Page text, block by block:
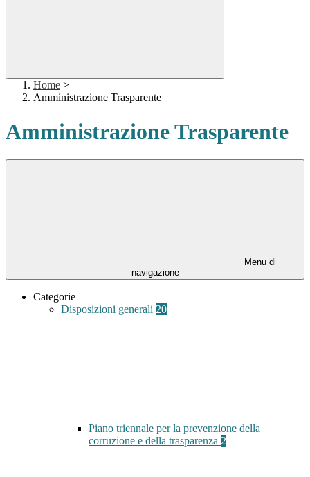
Home >
Amministrazione Trasparente
Amministrazione Trasparente
Menu di
navigazione
Categorie
Disposizioni generali 20
Piano triennale per la prevenzione della
corruzione e della trasparenza 2